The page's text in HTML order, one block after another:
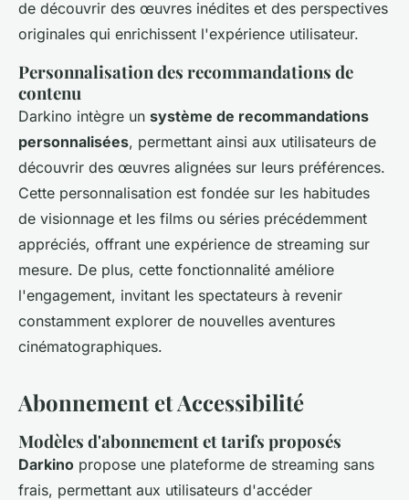
de découvrir des œuvres inédites et des perspectives
originales qui enrichissent l'expérience utilisateur.
Personnalisation des recommandations de
contenu
Darkino intègre un système de recommandations
personnalisées, permettant ainsi aux utilisateurs de
découvrir des œuvres alignées sur leurs préférences.
Cette personnalisation est fondée sur les habitudes
de visionnage et les films ou séries précédemment
appréciés, offrant une expérience de streaming sur
mesure. De plus, cette fonctionnalité améliore
l'engagement, invitant les spectateurs à revenir
constamment explorer de nouvelles aventures
cinématographiques.
Abonnement et Accessibilité
Modèles d'abonnement et tarifs proposés
Darkino propose une plateforme de streaming sans
frais, permettant aux utilisateurs d'accéder